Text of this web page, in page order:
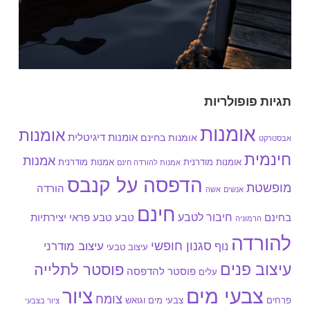
תגיות פופולריות
אבסטרקט אומנות אומנות בחינם אומנות דיגיטלית אומנות
חינמית אומנות מודרנית אמנות להורדה חינם אמנות מודרנית אמנות
מופשטת אנשים אשה הדפסה על קנבס הורדה
בחינם הרמוניה חיבור לטבע חינם טבע טבע פראי יצירתיות
להורדה נוף סגנון חופשי עיצוב טבעי עיצוב מודרני
עיצוב פנים עלים פוסטר להדפסה פוסטר לתלייה
פרחים צבעי מים צבעי מים וגואש צומח ציור ציור בצבעי